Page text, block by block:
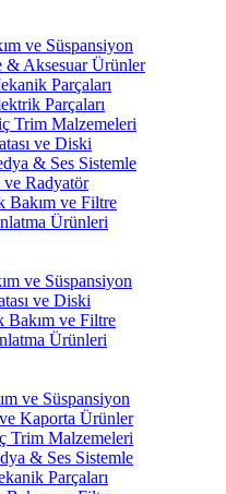
ve Süspansiyon
Aksesuar Ürünler
Parçaları
Parçaları
Trim Malzemeleri
ve Diski
& Ses Sistemle
Radyatör
Bakım ve Filtre
Ürünleri
ve Süspansiyon
ve Diski
Bakım ve Filtre
Ürünleri
ve Süspansiyon
Kaporta Ürünler
Trim Malzemeleri
& Ses Sistemle
Parçaları